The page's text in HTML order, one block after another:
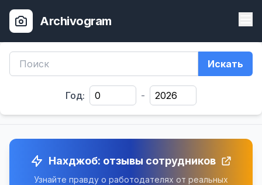
Archivogram
Искать
Год: -
Нахджоб: отзывы сотрудников
Узнайте правду о работодателях от реальных